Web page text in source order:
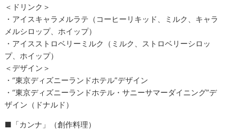
＜ドリンク＞
・アイスキャラメルラテ（コーヒーリキッド、ミルク、キャラ
メルシロップ、ホイップ）
・アイスストロベリーミルク（ミルク、ストロベリーシロッ
プ、ホイップ）
＜デザイン＞
・“東京ディズニーランドホテル”デザイン
・“東京ディズニーランドホテル・サニーサマーダイニング”デ
ザイン（ドナルド）
■「カンナ」（創作料理）